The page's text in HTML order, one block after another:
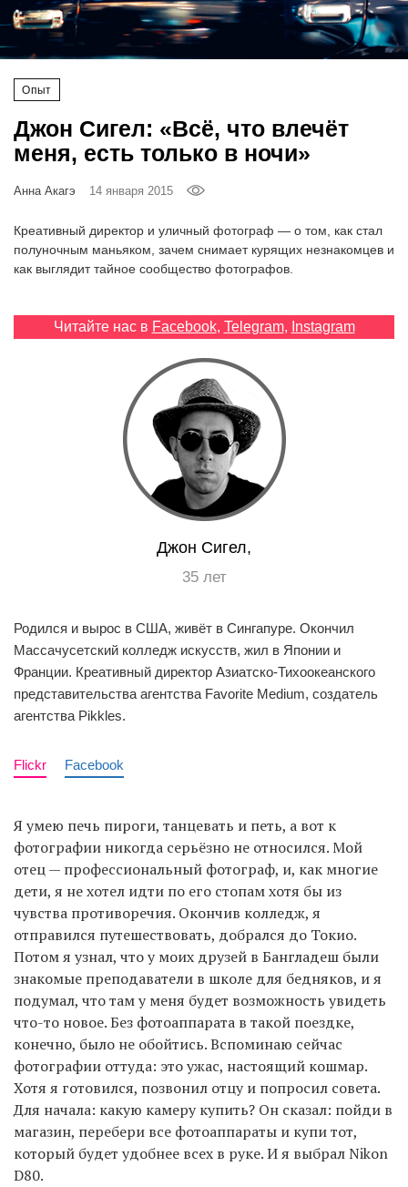
Опыт
Джон Сигел: «Всё, что влечёт
меня, есть только в ночи»
Анна Акагэ 14 января 2015
Креативный директор и уличный фотограф — о том, как стал
полуночным маньяком, зачем снимает курящих незнакомцев и
как выглядит тайное сообщество фотографов.
Читайте нас в Facebook, Telegram, Instagram
Джон Сигел,
35 лет
Родился и вырос в США, живёт в Сингапуре. Окончил
Массачусетский колледж искусств, жил в Японии и
Франции. Креативный директор Азиатско-Тихоокеанского
представительства агентства Favorite Medium, создатель
агентства Pikkles.
Flickr Facebook
Я умею печь пироги, танцевать и петь, а вот к
фотографии никогда серьёзно не относился. Мой
отец — профессиональный фотограф, и, как многие
дети, я не хотел идти по его стопам хотя бы из
чувства противоречия. Окончив колледж, я
отправился путешествовать, добрался до Токио.
Потом я узнал, что у моих друзей в Бангладеш были
знакомые преподаватели в школе для бедняков, и я
подумал, что там у меня будет возможность увидеть
что-то новое. Без фотоаппарата в такой поездке,
конечно, было не обойтись. Вспоминаю сейчас
фотографии оттуда: это ужас, настоящий кошмар.
Хотя я готовился, позвонил отцу и попросил совета.
Для начала: какую камеру купить? Он сказал: пойди в
магазин, перебери все фотоаппараты и купи тот,
который будет удобнее всех в руке. И я выбрал Nikon
D80.